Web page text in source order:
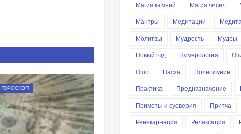
ГОРОСКОП
Магия камней
Магия чисел
Мантры
Медитации
Молитвы
Мудрость
Мудры
Новый год
Нумерология
Ошо
Пасха Полнолуние
Практика
Предназначение
Приметы и суеверия
Притча
Реинкарнация
Релаксация